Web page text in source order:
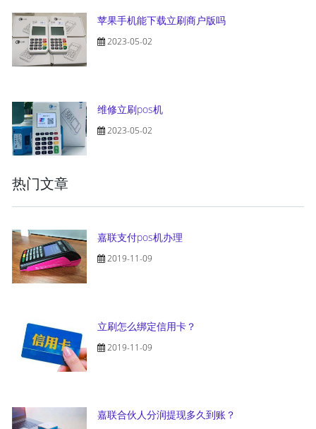
苹果手机能下载立刷商户版吗
2023-05-02
维修立刷pos机
2023-05-02
热门文章
嘉联支付pos机办理
2019-11-09
立刷怎么绑定信用卡？
2019-11-09
嘉联合伙人分润提现多久到账？